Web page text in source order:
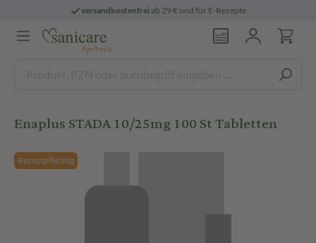
versandkostenfreiab 29 € und für E-Rezepte
Enaplus STADA 10/25mg 100 St Tabletten
Rezeptpflichtig